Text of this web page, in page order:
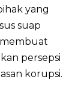
yang
suap
persepsi
korupsi.